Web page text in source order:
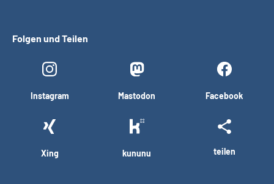
Folgen und Teilen
Instagram Mastodon Facebook
Xing kununu teilen